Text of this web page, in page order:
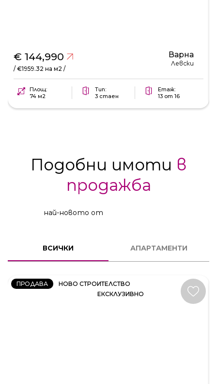
€ 144,990
/ €1959.32 на м2 /
Варна
Левски
Площ:
74 м2
Тип:
3 стаен
Етаж:
13 от 16
Подобни имоти в
продажба
най-новото от
ВСИЧКИ АПАРТАМЕНТИ
ПРОДАВА
НОВО СТРОИТЕЛСТВО
ЕКСКЛУЗИВНО
231537